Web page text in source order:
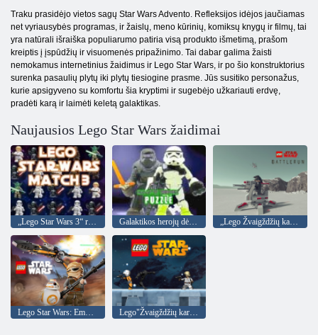
Traku prasidėjo vietos sagų Star Wars Advento. Refleksijos idėjos jaučiamas
net vyriausybės programas, ir žaislų, meno kūrinių, komiksų knygų ir filmų, tai
yra natūrali išraiška populiarumo patiria visą produkto išmetimą, prašom
kreiptis į įspūdžių ir visuomenės pripažinimo. Tai dabar galima žaisti
nemokamus internetinius žaidimus ir Lego Star Wars, ir po šio konstruktorius
surenka pasaulių plytų iki plytų tiesiogine prasme. Jūs susitiko personažus,
kurie apsigyveno su komfortu šia kryptimi ir sugebėjo užkariauti erdvę,
pradėti karą ir laimėti keletą galaktikas.
Naujausios Lego Star Wars žaidimai
„Lego Star Wars 3“ rungtynės Galaktikos herojų dėlionė „Lego Žvaigždžių karai“: mūšio bėgimas
Lego"Žvaigždžių karai"nuotykiai